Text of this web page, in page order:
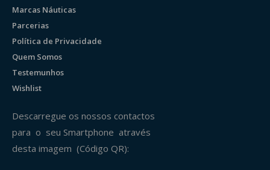
Marcas Náuticas
Parcerias
Política de Privacidade
Quem Somos
Testemunhos
Wishlist
Descarregue os nossos contactos
para o seu Smartphone através
desta imagem (Código QR):